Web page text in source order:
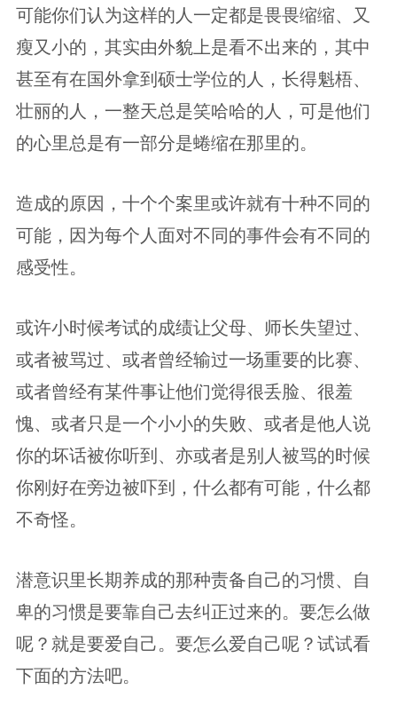
可能你们认为这样的人一定都是畏畏缩缩、又
瘦又小的，其实由外貌上是看不出来的，其中
甚至有在国外拿到硕士学位的人，长得魁梧、
壮丽的人，一整天总是笑哈哈的人，可是他们
的心里总是有一部分是蜷缩在那里的。
造成的原因，十个个案里或许就有十种不同的
可能，因为每个人面对不同的事件会有不同的
感受性。
或许小时候考试的成绩让父母、师长失望过、
或者被骂过、或者曾经输过一场重要的比赛、
或者曾经有某件事让他们觉得很丢脸、很羞
愧、或者只是一个小小的失败、或者是他人说
你的坏话被你听到、亦或者是别人被骂的时候
你刚好在旁边被吓到，什么都有可能，什么都
不奇怪。
潜意识里长期养成的那种责备自己的习惯、自
卑的习惯是要靠自己去纠正过来的。要怎么做
呢？就是要爱自己。要怎么爱自己呢？试试看
下面的方法吧。